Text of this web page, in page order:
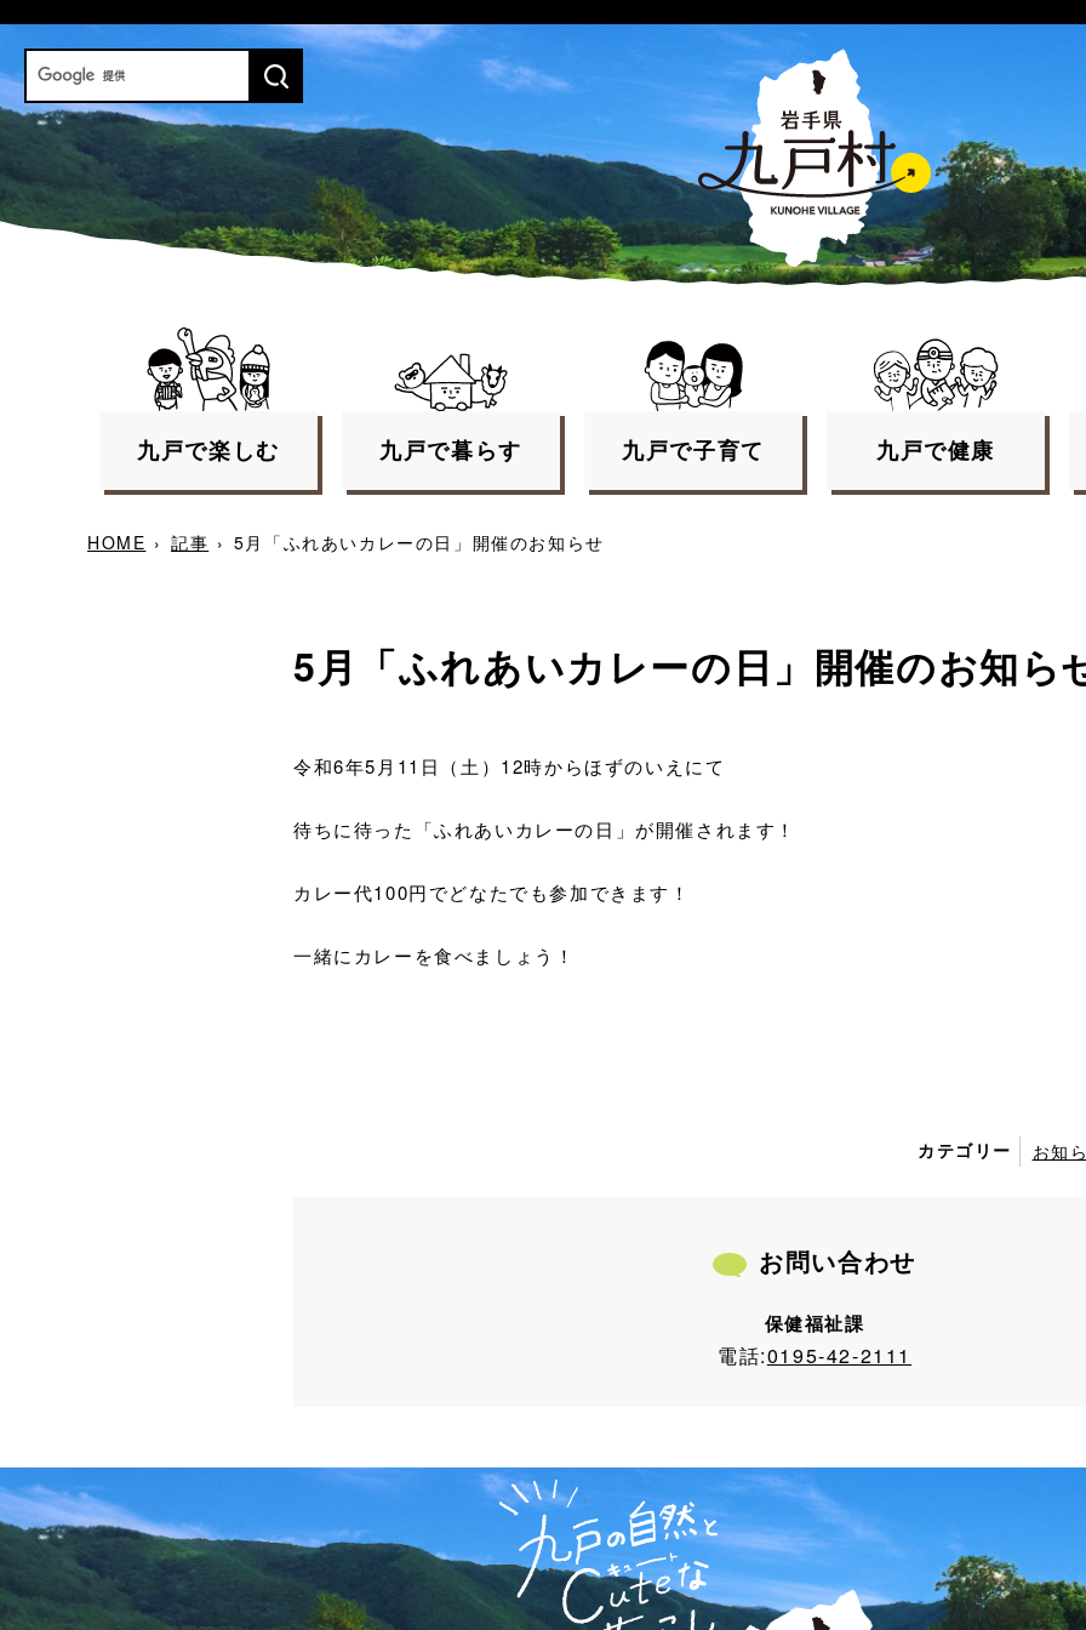
九戸で楽しむ 九戸で暮らす 九戸で子育て 九戸で健康
HOME › 記事 › 5月「ふれあいカレーの日」開催のお知らせ
5月「ふれあいカレーの日」開催のお知ら
令和6年5月11日（土）12時からほずのいえにて
待ちに待った「ふれあいカレーの日」が開催されます！
カレー代100円でどなたでも参加できます！
一緒にカレーを食べましょう！
カテゴリー お知
お問い合わせ
保健福祉課
電話:0195-42-2111